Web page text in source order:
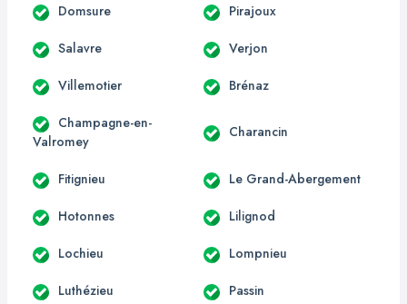
Domsure Pirajoux
Salavre Verjon
Villemotier Brénaz
Champagne-en-
Valromey
Charancin
Fitignieu Le Grand-Abergement
Hotonnes Lilignod
Lochieu Lompnieu
Luthézieu Passin